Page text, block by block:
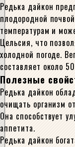
Редька дайкон
плодородной
температурам и
Цельсия, что
холодной погоде.
составляет около
Полезные
Редька дайкон
очищать организм
Она способствует
аппетита.
Редька дайкон